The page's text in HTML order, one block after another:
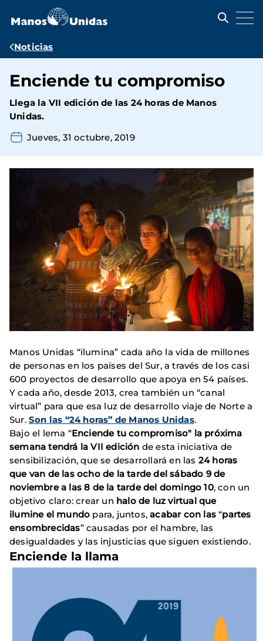
contenido
Ruta
navegación
Noticias
Enciende tu compromiso
Llega la VII edición de las 24 horas de Manos
Unidas.
Jueves, 31 octubre, 2019
Manos Unidas “ilumina” cada año la vida de millones
de personas en los países del Sur, a través de los casi
600 proyectos de desarrollo que apoya en 54 países.
Y cada año, desde 2013, crea también un “canal
virtual” para que esa luz de desarrollo viaje de Norte a
Sur. Son las “24 horas” de Manos Unidas.
Bajo el lema “Enciende tu compromiso" la próxima
semanatendrá la VII edición de esta iniciativa de
sensibilización, que se desarrollará en las 24 horas
que van de las ocho de la tarde del sábado 9 de
noviembre a las 8 de la tarde del domingo 10, con un
objetivo claro: crear un halo de luz virtual que
ilumine el mundo para, juntos,acabar con las “partes
ensombrecidas” causadas por el hambre, las
desigualdades y las injusticias que siguen existiendo.
Enciende la llama